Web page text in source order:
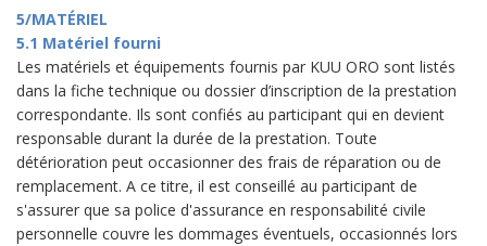
5/MATÉRIEL
5.1 Matériel fourni
Les matériels et équipements fournis par KUU ORO sont listés
dans la fiche technique ou dossier d’inscription de la prestation
correspondante. Ils sont confiés au participant qui en devient
responsable durant la durée de la prestation. Toute
détérioration peut occasionner des frais de réparation ou de
remplacement. A ce titre, il est conseillé au participant de
s'assurer que sa police d'assurance en responsabilité civile
personnelle couvre les dommages éventuels, occasionnés lors